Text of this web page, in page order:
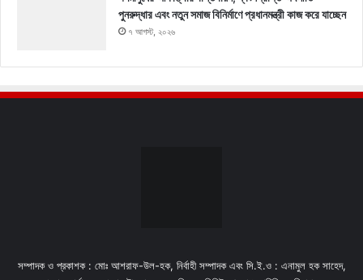
পুনরুদ্ধার এবং নতুন সমাজ বিনির্মাণে প্রধানমন্ত্রী কাজ করে যাচ্ছেন
৭ আগস্ট, ২০২৬
সম্পাদক ও প্রকাশক : মোঃ আশরাফ-উল-হক, নির্বাহী সম্পাদক এবং সি.ই.ও : এনামুল হক সাহেদ,